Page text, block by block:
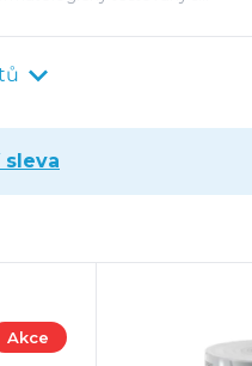
sleva
Akce